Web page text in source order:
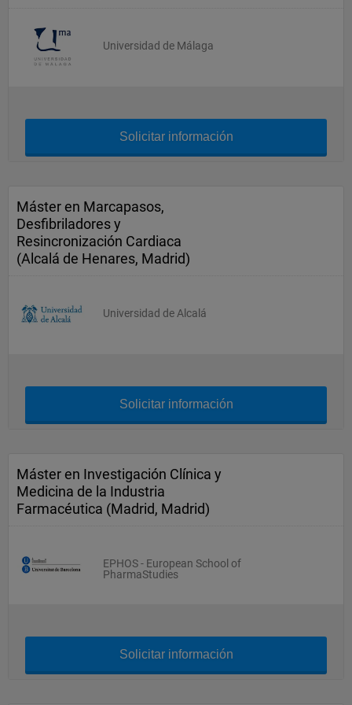
Universidad de Málaga
Solicitar información
Máster en Marcapasos,
Desfibriladores y
Resincronización Cardiaca
(Alcalá de Henares, Madrid)
Universidad de Alcalá
Solicitar información
Máster en Investigación Clínica y
Medicina de la Industria
Farmacéutica (Madrid, Madrid)
EPHOS - European School of
PharmaStudies
Solicitar información